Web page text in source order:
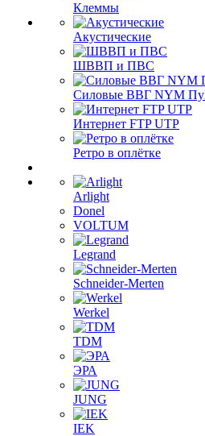
Клеммы
Акустические
ШВВП и ПВС
Силовые ВВГ NYM
Интернет FTP UTP
Ретро в оплётке
Arlight
Donel
VOLTUM
Legrand
Schneider-Merten
Werkel
TDM
ЭРА
JUNG
IEK